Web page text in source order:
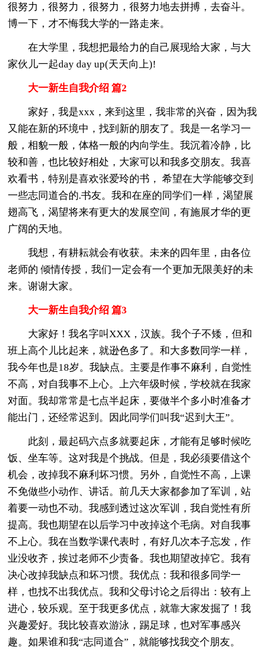
很努力，很努力，很努力，很努力地去拼搏，去奋斗。
博一下，才不悔我大学的一路走来。
在大学里，我想把最给力的自己展现给大家，与大
家伙儿一起day day up(天天向上)!
大一新生自我介绍 篇2
家好，我是xxx，来到这里，我非常的兴奋，因为我
又能在新的环境中，找到新的朋友了。我是一名学习一
般，相貌一般，体格一般的内向学生。我沉着冷静，比
较和善，也比较好相处，大家可以和我多交朋友。我喜
欢看书，特别是喜欢张爱玲的书， 希望在大学能够交到
一些志同道合的.书友。我和在座的同学们一样，渴望展
翅高飞，渴望将来有更大的发展空间，有施展才华的更
广阔的天地。
我想，有耕耘就会有收获。未来的四年里，由各位
老师的 倾情传授，我们一定会有一个更加无限美好的未
来。谢谢大家。
大一新生自我介绍 篇3
大家好！我名字叫XXX，汉族。我个子不矮，但和
班上高个儿比起来，就逊色多了。和大多数同学一样，
我今年也是18岁。我缺点。主要是作事不麻利，自觉性
不高，对自我事不上心。上六年级时候，学校就在我家
对面。我却常常是七点半起床，要做半个多小时准备才
能出门，还经常迟到。因此同学们叫我“迟到大王”。
此刻，最起码六点多就要起床，才能有足够时候吃
饭、坐车等。这对我是个挑战。但是，我必须要借这个
机会，改掉我不麻利坏习惯。另外，自觉性不高，上课
不免做些小动作、讲话。前几天大家都参加了军训，站
着要一动也不动。我感到透过这次军训，我自觉性有所
提高。我也期望在以后学习中改掉这个毛病。对自我事
不上心。我在当数学课代表时，有好几次本子忘发，作
业没收齐，挨过老师不少责备。我也期望改掉它。我有
决心改掉我缺点和坏习惯。我优点：我和很多同学一
样，也找不出我优点。我和父母讨论之后得出：较有上
进心，较乐观。至于我更多优点，就靠大家发掘了！我
兴趣爱好。我比较喜欢游泳，踢足球，也对军事感兴
趣。如果谁和我“志同道合”，就能够找我交个朋友。